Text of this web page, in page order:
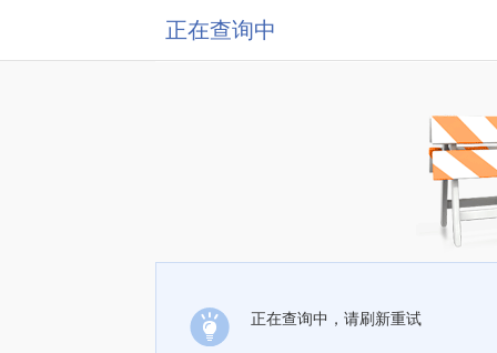
正在查询中
正在查询中，请刷新重试